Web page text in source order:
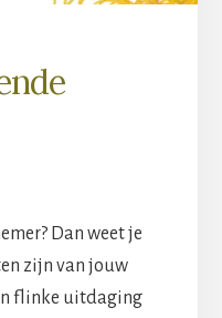
Dan weet je
zijn van jouw
flinke uitdaging